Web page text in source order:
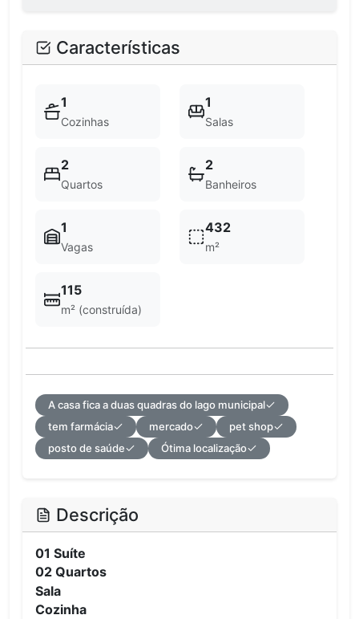
Características
1
Cozinhas
1
Salas
2
Quartos
2
Banheiros
1
Vagas
432
m²
115
m² (construída)
A casa fica a duas quadras do lago municipal
tem farmácia
mercado
pet shop
posto de saúde
Ótima localização
Descrição
01 Suíte
02 Quartos
Sala
Cozinha